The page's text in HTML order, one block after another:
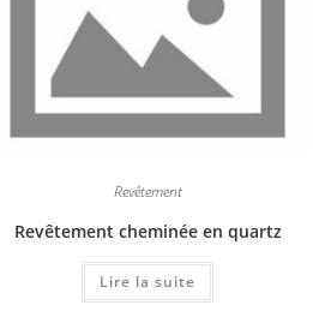
Revêtement
Revêtement cheminée en quartz
Lire la suite